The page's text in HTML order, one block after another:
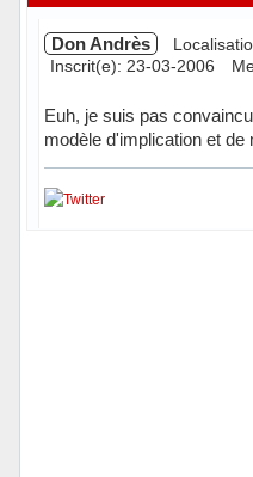
Don Andrès
Inscrit(e): 23-03-2006
Euh, je suis pas
modèle d'implication et de